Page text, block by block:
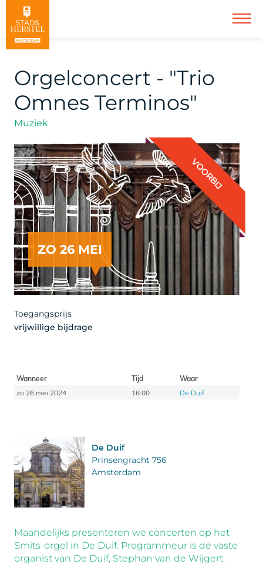
Orgelconcert - "Trio
Omnes Terminos"
Muziek
ZO 26 MEI
VOORBIJ
Artist
Toegangsprijs
vrijwillige bijdrage
Wanneer Tijd
Waar
zo 26 mei 2024
16:00 De Duif
De Duif
Prinsengracht 756
Amsterdam
Maandelijks presenteren we concerten op het
Smits-orgel in De Duif. Programmeur is de vaste
organist van De Duif, Stephan van de Wijgert.